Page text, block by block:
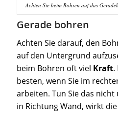
Achten Sie beim Bohren auf das
Gerade bohren
Achten Sie darauf, den
auf den Untergrund
beim Bohren oft viel Kraft.
besten, wenn Sie im
arbeiten. Tun Sie das
in Richtung Wand, wirkt